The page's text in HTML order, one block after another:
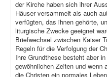
der Kirche haben sich ihrer
Häuser versammelt als auch
verfügten, das ihnen gehörte,
liturgische Zwecke geeignet
Briefwechsel zwischen Kaiser
Regeln für die Verfolgung der
Ihre Grundthese besteht aber
gewöhnlichen Zeiten und wenn
die Christen ein normales